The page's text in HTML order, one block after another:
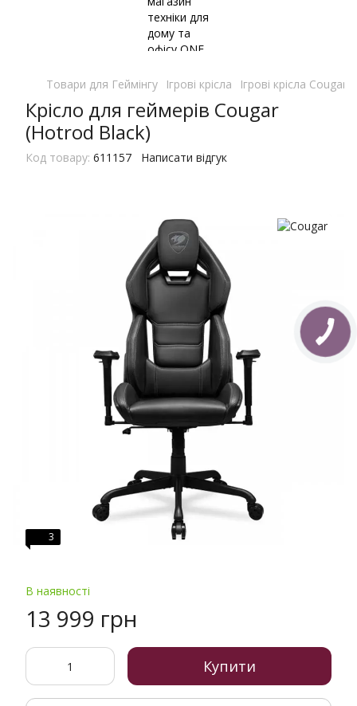
Товари для Геймінгу Ігрові крісла Ігрові крісла Cougar
Крісло для геймерів Cougar
(Hotrod Black)
Код товару: 611157 Написати відгук
3
В наявності
13 999 грн
Купити